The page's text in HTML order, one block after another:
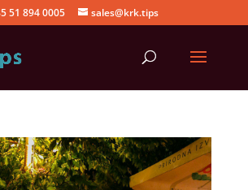
51 894 0005 sales@krk.tips